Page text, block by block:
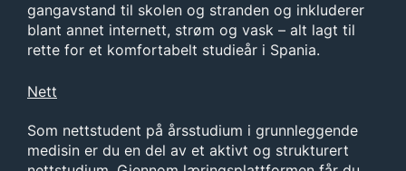
gangavstand til skolen og stranden og inkluderer
blant annet internett, strøm og vask – alt lagt til
rette for et komfortabelt studieår i Spania.
Nett
Som nettstudent på årsstudium i grunnleggende
medisin er du en del av et aktivt og strukturert